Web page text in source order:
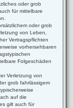
oder grob
für mittelbare
oder grob
von Leben,
Vertragspflichten
vorhersehbaren
Folgeschäden
Verletzung von
grob fahrlässigem
auf die
gilt auch für